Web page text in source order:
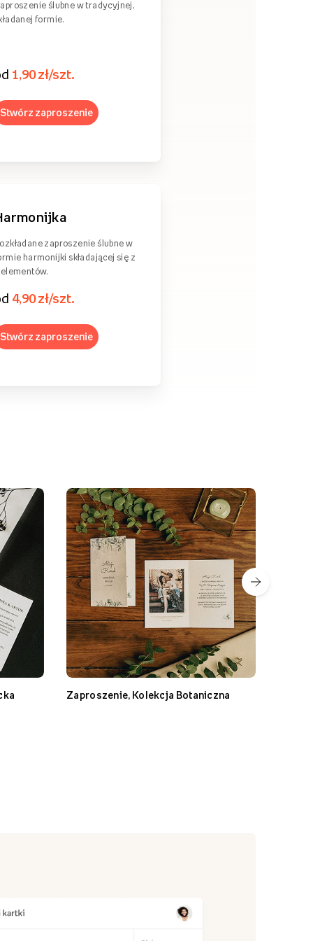
ślubne w tradycyjnej,
1,90 zł/szt.
Stwórz zaproszenie
zaproszenie ślubne w
harmonijki składającej się z
4,90 zł/szt.
Stwórz zaproszenie
Zaproszenie, Kolekcja Botaniczna